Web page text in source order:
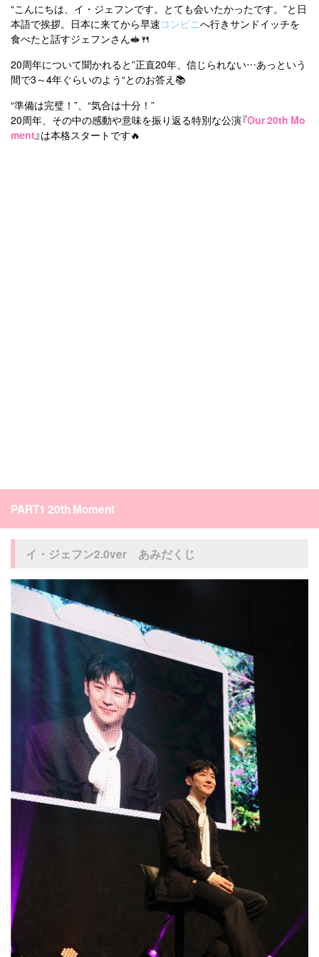
“こんにちは、イ・ジェフンです。とても会いたかったです。”と日
本語で挨拶。日本に来てから早速コンビニへ行きサンドイッチを
食べたと話すジェフンさん🥪🍴
20周年について聞かれると”正直20年、信じられない…あっという
間で3～4年ぐらいのよう“とのお答え📚
“準備は完璧！”、“気合は十分！”
20周年、その中の感動や意味を振り返る特別な公演『Our 20th Mo
ment』は本格スタートです🔥
PART1 20th Moment
イ・ジェフン2.0ver あみだくじ